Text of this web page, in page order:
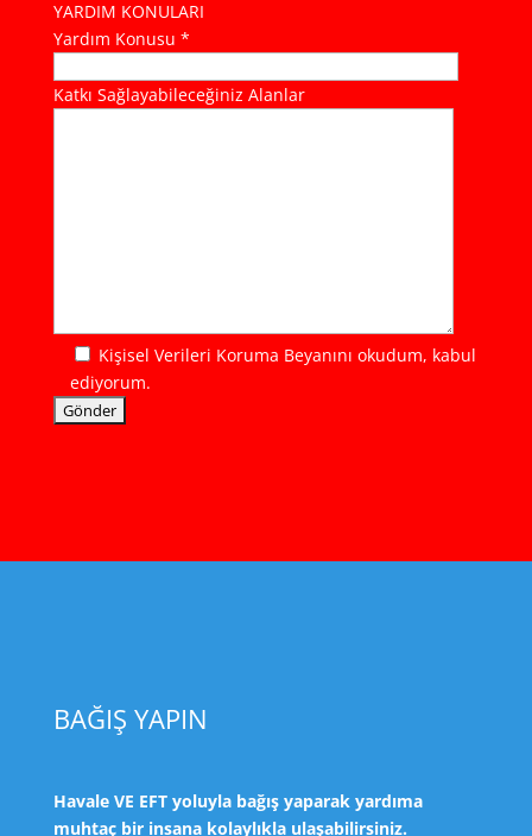
YARDIM KONULARI
Yardım Konusu *
Katkı Sağlayabileceğiniz Alanlar
Kişisel Verileri Koruma Beyanını okudum, kabul
ediyorum.
BAĞIŞ YAPIN
Havale VE EFT yoluyla bağış yaparak yardıma
muhtaç bir insana kolaylıkla ulaşabilirsiniz.